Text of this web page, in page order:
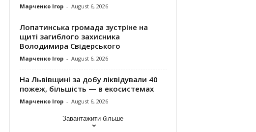
Марченко Ігор - August 6, 2026
Лопатинська громада зустріне на
щиті загиблого захисника
Володимира Свідерського
Марченко Ігор - August 6, 2026
На Львівщині за добу ліквідували 40
пожеж, більшість — в екосистемах
Марченко Ігор - August 6, 2026
Завантажити більше